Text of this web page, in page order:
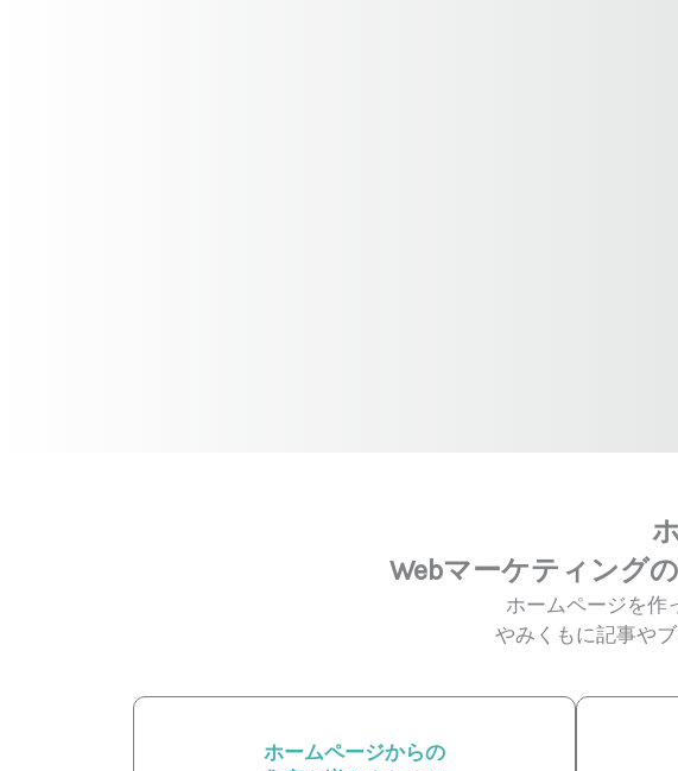
Webマーケティング
ホームページを作
やみくもに記事や
ホームページからの